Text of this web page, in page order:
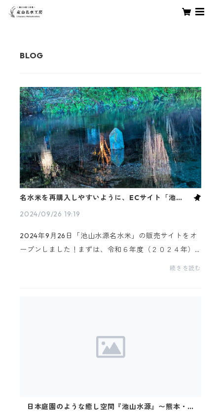
名水米を再購入しやすいように、ECサイト「池山名
2024/09/26 19:19
2024年9月26日「池山水源名水米」の販売サイトをオ
ープンしました！まずは、令和６年度（２０２４年）
の新米から販売しております♪初年度という事もあ
続きを読む
日本庭園のような癒し空間『池山水源』〜熊本・産